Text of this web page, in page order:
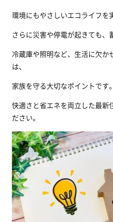
環境にもやさしいエコライフを
さらに災害や停電が起きても、
冷蔵庫や照明など、生活に欠か
は、
家族を守る大切なポイントです。
快適さと省エネを両立した最新
ださい。